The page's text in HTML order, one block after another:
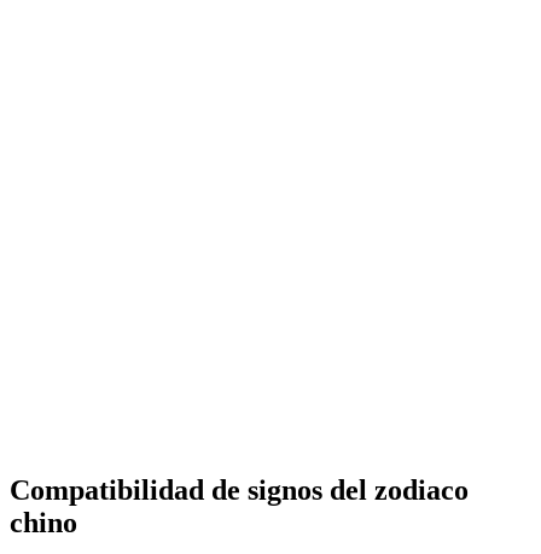
Compatibilidad de signos del zodiaco
chino